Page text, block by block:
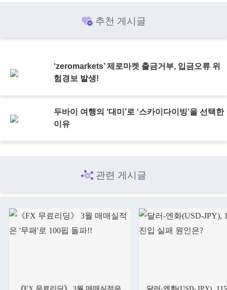
추천 게시글
‘zeromarkets’ 제로마켓 출금거부, 입금오류 위
험경보 발생!
두바이 여행의 ‘대미’로 ‘스카이다이빙’을 선택한
이유
관련 게시글